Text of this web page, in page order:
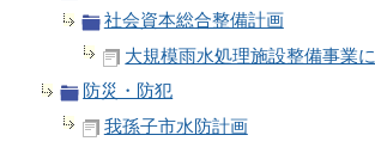
社会資本総合整備計画
大規模雨水処理施設整備事業
防災・防犯
我孫子市水防計画